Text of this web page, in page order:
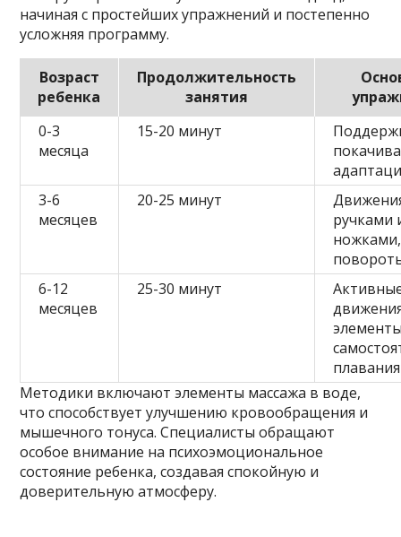
начиная с простейших упражнений и постепенно
усложняя программу.
Возраст
ребенка
Продолжительность
занятия
0-3
месяца
15-20 минут
3-6
месяцев
20-25 минут
ручками
ножками,
6-12
месяцев
25-30 минут
плавания
Методики включают элементы массажа в воде,
что способствует улучшению кровообращения и
мышечного тонуса. Специалисты обращают
особое внимание на психоэмоциональное
состояние ребенка, создавая спокойную и
доверительную атмосферу.